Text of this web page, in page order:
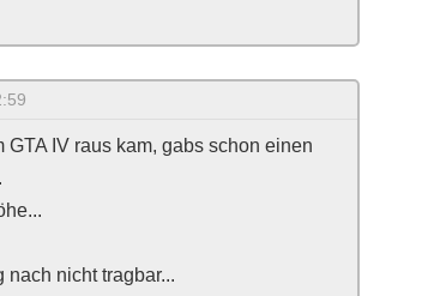
IV raus kam, gabs schon einen
nach nicht tragbar...